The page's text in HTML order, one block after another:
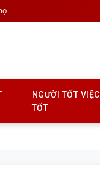
NGƯỜI TỐT VIỆC
TỐT